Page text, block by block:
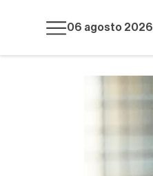
06 agosto 2026